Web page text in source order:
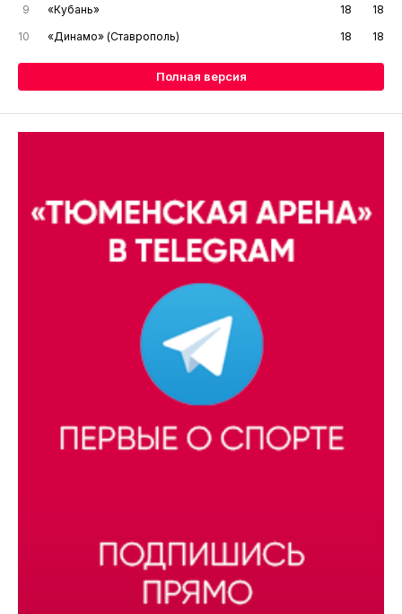
9
«Кубань» 18
18
10
«Динамо» (Ставрополь) 18 18
Полная версия